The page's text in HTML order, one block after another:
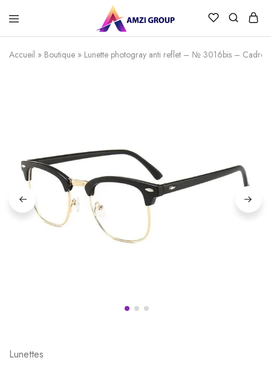
Accueil » Boutique » Lunette photogray anti reflet – № 3016bis – Cadre
Lunettes